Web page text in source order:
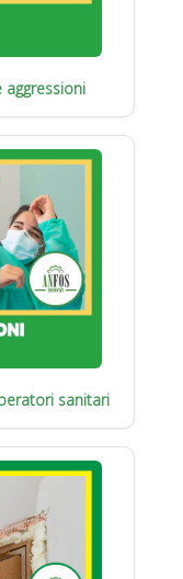
sanitari